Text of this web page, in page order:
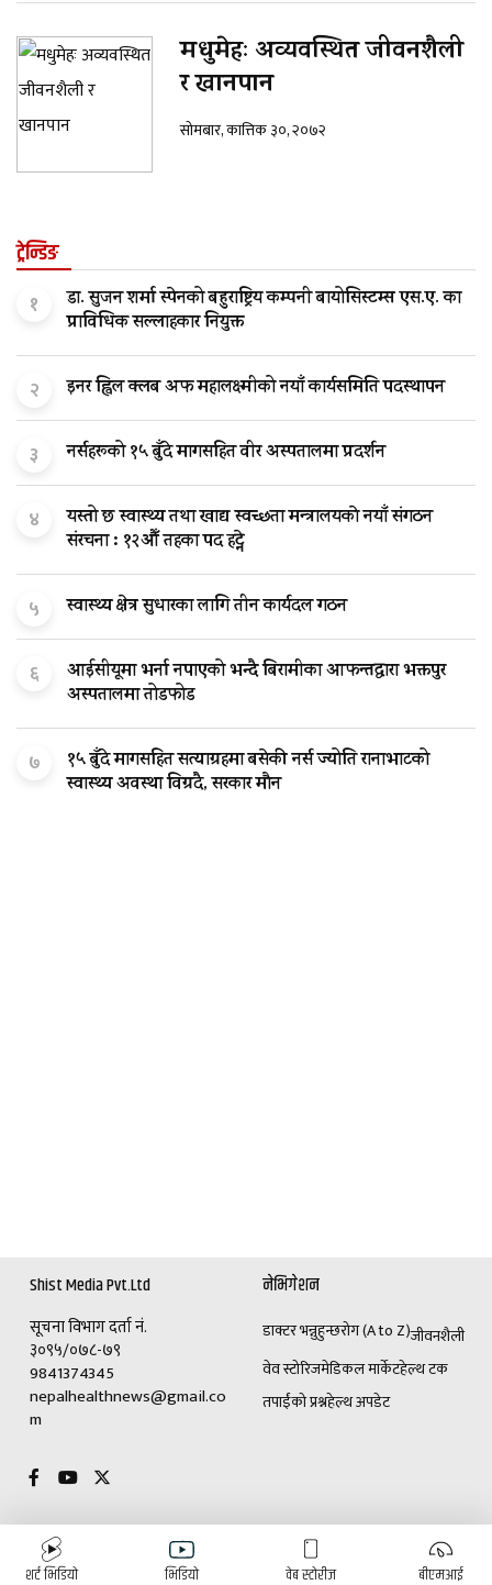
शर्ट भिडियो भिडियो वेब स्टोरीज बीएमआई
मधुमेहः अव्यवस्थित जीवनशैली
र खानपान
सोमबार, कात्तिक ३०, २०७२
ट्रेन्डिङ
१
डा. सुजन शर्मा स्पेनको बहुराष्ट्रिय कम्पनी बायोसिस्टम्स एस.ए. का
प्राविधिक सल्लाहकार नियुक्त
२ इनर ह्विल क्लब अफ महालक्ष्मीको नयाँ कार्यसमिति पदस्थापन
३ नर्सहरूको १५ बुँदे मागसहित वीर अस्पतालमा प्रदर्शन
४
यस्तो छ स्वास्थ्य तथा खाद्य स्वच्छता मन्त्रालयकाे नयाँ संगठन
संरचना : १२औँ तहका पद हट्ने
५ स्वास्थ्य क्षेत्र सुधारका लागि तीन कार्यदल गठन
६
आईसीयूमा भर्ना नपाएको भन्दै बिरामीका आफन्तद्वारा भक्तपुर
अस्पतालमा तोडफोड
७
१५ बुँदे मागसहित सत्याग्रहमा बसेकी नर्स ज्योति रानाभाटको
स्वास्थ्य अवस्था विग्रदै, सरकार मौन
Shist Media Pvt.Ltd
सूचना विभाग दर्ता नं.
३०९५/०७८-७९
9841374345
nepalhealthnews@gmail.co
m
नेभिगेशन
डाक्टर भन्नुहुन्छरोग (A to Z)जीवनशैली
वेव स्टोरिजमेडिकल मार्केटहेल्थ टक
तपाईंको प्रश्नहेल्थ अपडेट
विशेष विज्ञापनका लागि